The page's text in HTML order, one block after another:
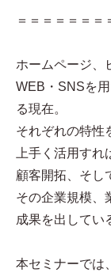
＝＝＝＝＝＝＝
ホームページ、
WEB・SNSを
る現在。
それぞれの特性
上手く活用すれ
顧客開拓、そし
その企業規模、
成果を出してい
本セミナーでは